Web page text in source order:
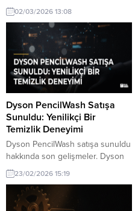
ve tüm detaylar bu yazımızda.
Yenilikler ve gelecekteki adımlar
hakkında bilgi edinin.
02/03/2026 13:08
Dyson PencilWash Satışa
Sunuldu: Yenilikçi Bir
Temizlik Deneyimi
Dyson PencilWash satışa sunuldu
hakkında son gelişmeler. Dyson
PencilWash, yenilikçi temizlik
teknolojisiyle satışa sunuldu. Yeni
model, hem hijyen hem de
kullanım kolaylığı sunuyor.
23/02/2026 15:19